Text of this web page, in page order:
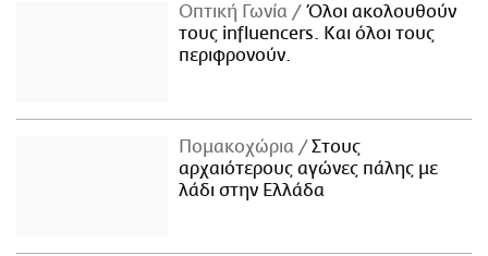
Οπτική Γωνία
Όλοι ακολουθούν
τους influencers. Και όλοι τους
περιφρονούν.
Πομακοχώρια
Στους
αρχαιότερους αγώνες πάλης με
λάδι στην Ελλάδα